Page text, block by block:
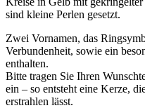
sind kleine Perlen gesetzt.
Zwei Vornamen, das
Verbundenheit, sowie ein
enthalten.
Bitte tragen Sie Ihren
ein – so entsteht eine Kerze,
erstrahlen lässt.